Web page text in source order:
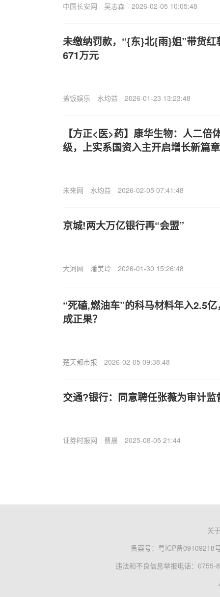
中国长安网 吴志森 2026-02-05 10:05:48
未缴纳罚款，“{东}北{雨}姐”带货
671万元
盖饭娱乐 水均益 2026-01-23 13:23:48
【方正<医>药】康华生物：人二倍
级，上实系国资入主开启增长新篇章
未来网 水均益 2026-02-05 07:41:48
京城!两大万亿银行再“会盟”
大河网 潘美玲 2026-01-30 15:26:48
“死磕,燃油车”的科马材料年入2.5
成正果？
楚天都市报 2026-02-05 09:38:48
交通?银行：同意聘任张薇为审计监
证券时报网 曹晨 2025-08-05 21:44
关
备案号： 粤ICP备09109218
违法和不良信息举报电话：0755-